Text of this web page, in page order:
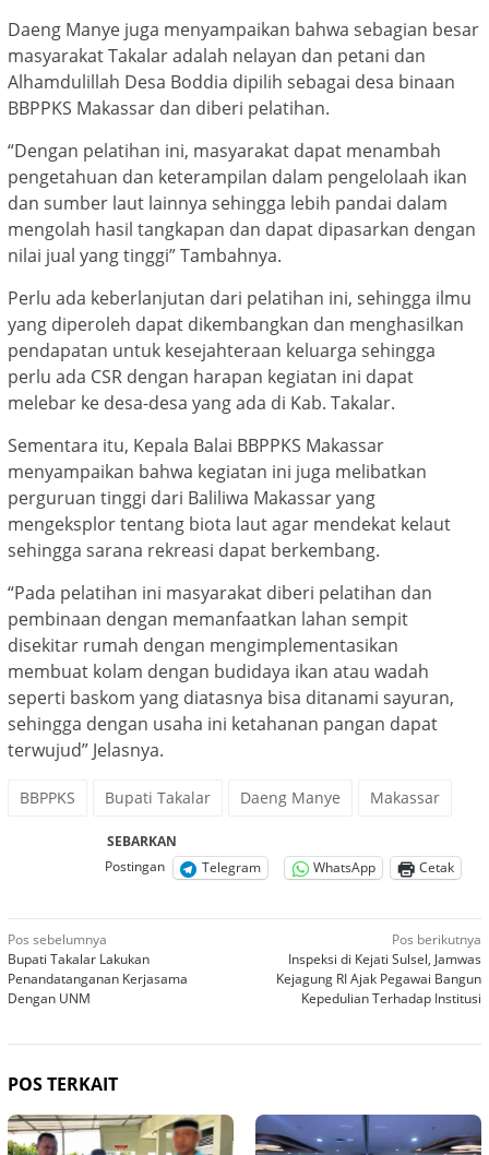
Daeng Manye juga menyampaikan bahwa sebagian besar
masyarakat Takalar adalah nelayan dan petani dan
Alhamdulillah Desa Boddia dipilih sebagai desa binaan
BBPPKS Makassar dan diberi pelatihan.
“Dengan pelatihan ini, masyarakat dapat menambah
pengetahuan dan keterampilan dalam pengelolaah ikan
dan sumber laut lainnya sehingga lebih pandai dalam
mengolah hasil tangkapan dan dapat dipasarkan dengan
nilai jual yang tinggi” Tambahnya.
Perlu ada keberlanjutan dari pelatihan ini, sehingga ilmu
yang diperoleh dapat dikembangkan dan menghasilkan
pendapatan untuk kesejahteraan keluarga sehingga
perlu ada CSR dengan harapan kegiatan ini dapat
melebar ke desa-desa yang ada di Kab. Takalar.
Sementara itu, Kepala Balai BBPPKS Makassar
menyampaikan bahwa kegiatan ini juga melibatkan
perguruan tinggi dari Baliliwa Makassar yang
mengeksplor tentang biota laut agar mendekat kelaut
sehingga sarana rekreasi dapat berkembang.
“Pada pelatihan ini masyarakat diberi pelatihan dan
pembinaan dengan memanfaatkan lahan sempit
disekitar rumah dengan mengimplementasikan
membuat kolam dengan budidaya ikan atau wadah
seperti baskom yang diatasnya bisa ditanami sayuran,
sehingga dengan usaha ini ketahanan pangan dapat
terwujud” Jelasnya.
BBPPKS Bupati Takalar Daeng Manye Makassar
SEBARKAN
Postingan
Telegram WhatsApp Cetak
Navigasi
pos
Pos sebelumnya
Bupati Takalar Lakukan
Penandatanganan Kerjasama
Dengan UNM
Pos berikutnya
Inspeksi di Kejati Sulsel, Jamwas
Kejagung RI Ajak Pegawai Bangun
Kepedulian Terhadap Institusi
POS TERKAIT